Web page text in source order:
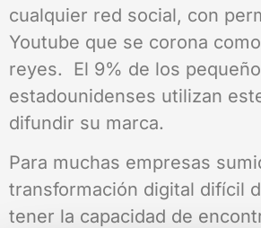
cualquier red social, con
Youtube que se corona
reyes. El 9% de los
estadounidenses utilizan
difundir su marca.
Para muchas empresas
transformación digital difícil
tener la capacidad de